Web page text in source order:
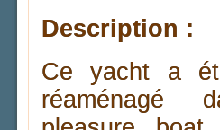
Description :
Ce yacht a
réaménagé